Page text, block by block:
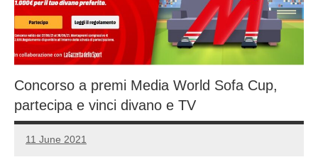
Concorso a premi Media World Sofa Cup,
partecipa e vinci divano e TV
11 June 2021
Luca
No